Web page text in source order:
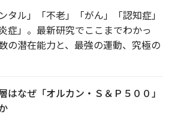
タル」「不老」「がん」「認知症」
症」。最新研究でここまでわかっ
の潜在能力と、最強の運動、究極の
はなぜ「オルカン・Ｓ＆Ｐ５００」